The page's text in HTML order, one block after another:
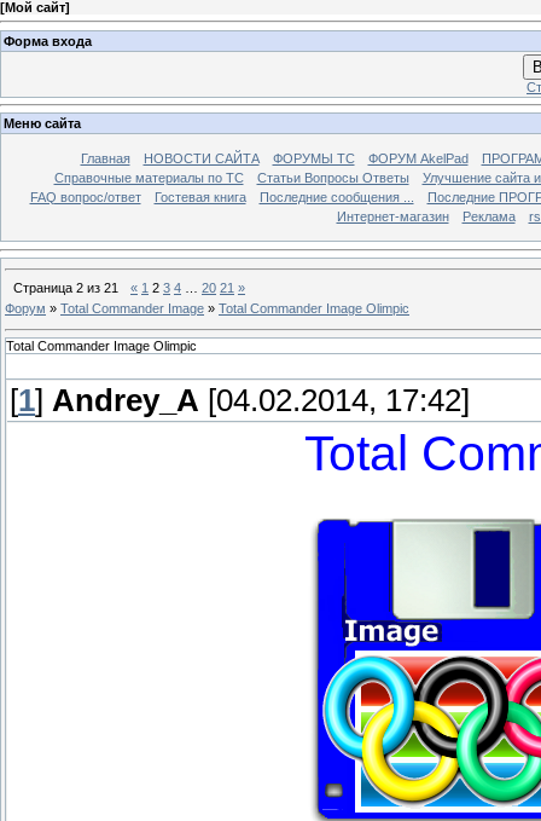
[Мой сайт]
Форма входа
Меню сайта
Главная НОВОСТИ САЙТА ФОРУМЫ TC ФОРУМ AkelPad
Справочные материалы по TС
Статьи Вопросы Ответы
Улучшение сайта
FAQ вопрос/ответ
Гостевая книга Последние сообщения ...
Последние
Интернет-магазин
Реклама
Страница 2 из 21 « 1 2 3 4 20 21 »
Форум » Total Commander Image » Total Commander Image Olimpic
Total Commander Image Olimpic
[1] Andrey_A [04.02.2014, 17:42]
Total